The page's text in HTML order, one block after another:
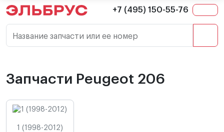
+7 (495) 150-55-76
Название запчасти или ее номер
Запчасти Peugeot 206
1 (1998-2012)